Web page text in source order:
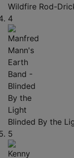
Wildfire Rod-
4
Blinded By the
5